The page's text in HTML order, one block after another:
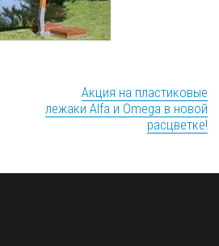
Акция на пластиковые
лежаки Alfa и Omega в новой
расцветке!